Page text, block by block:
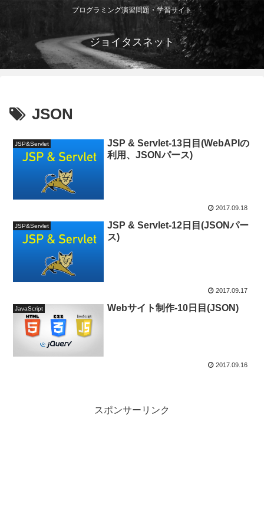
プログラミング演習問題・学習サイト
ジョイタスネット
JSON
JSP&Servlet
JSP & Servlet-13日目(WebAPIの
利用、JSONパース)
2017.09.18
JSP&Servlet
JSP & Servlet-12日目(JSONパー
ス)
2017.09.17
JavaScript Webサイト制作-10日目(JSON)
2017.09.16
スポンサーリンク